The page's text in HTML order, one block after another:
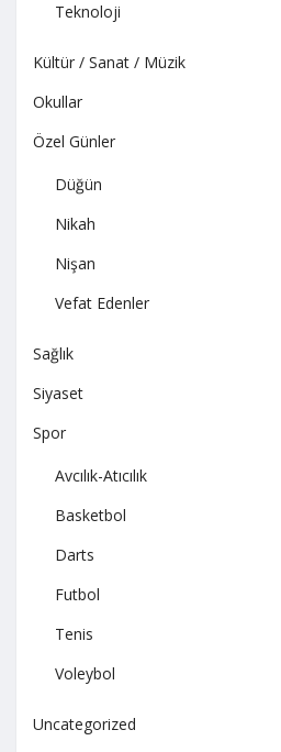
Teknoloji
Kültür / Sanat / Müzik
Okullar
Özel Günler
Düğün
Nikah
Nişan
Vefat Edenler
Sağlık
Siyaset
Spor
Avcılık-Atıcılık
Basketbol
Darts
Futbol
Tenis
Voleybol
Uncategorized